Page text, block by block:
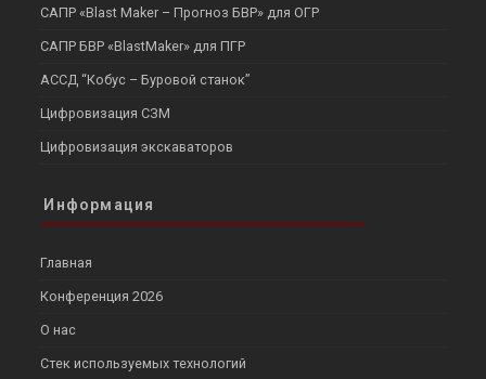
САПР «Blast Maker – Прогноз БВР» для ОГР
САПР БВР «BlastMaker» для ПГР
АССД “Кобус – Буровой станок”
Цифровизация СЗМ
Цифровизация экскаваторов
Информация
Главная
Конференция 2026
О нас
Стек используемых технологий